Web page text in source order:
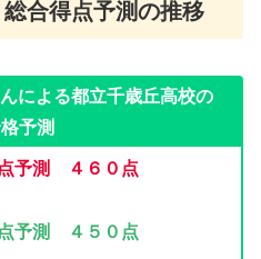
総合得点予測の推移
による都立千歳丘高校の
予測
予測 ４６０点
予測 ４５０ 点